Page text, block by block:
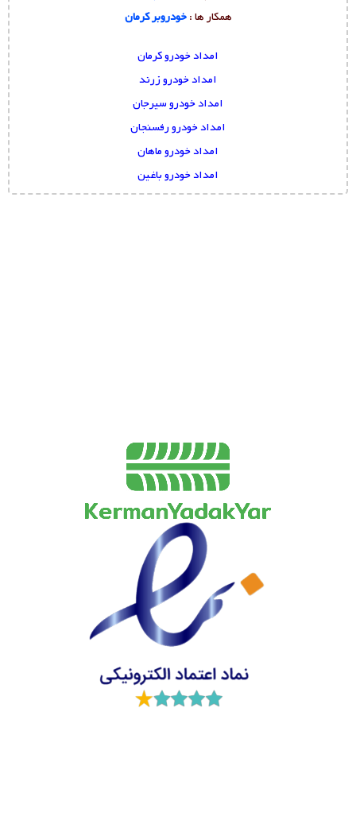
همکار ها :خودروبر کرمان
امداد خودرو کرمان
امداد خودرو زرند
امداد خودرو سیرجان
امداد خودرو رفسنجان
امداد خودرو ماهان
امداد خودرو باغین